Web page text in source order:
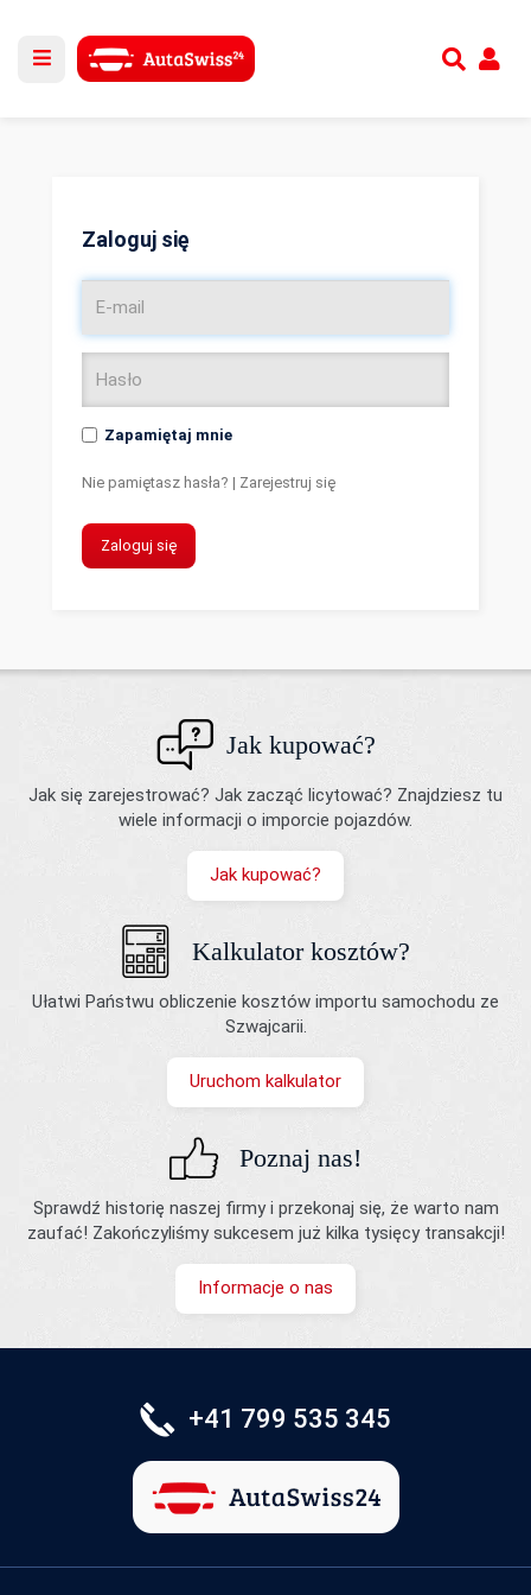
Zaloguj się
Zapamiętaj mnie
Nie pamiętasz hasła? | Zarejestruj się
Zaloguj się
Jak kupować?
Jak się zarejestrować? Jak zacząć licytować? Znajdziesz tu
wiele informacji o imporcie pojazdów.
Jak kupować?
Kalkulator kosztów?
Ułatwi Państwu obliczenie kosztów importu samochodu ze
Szwajcarii.
Uruchom kalkulator
Poznaj nas!
Sprawdź historię naszej firmy i przekonaj się, że warto nam
zaufać! Zakończyliśmy sukcesem już kilka tysięcy transakcji!
Informacje o nas
+41 799 535 345